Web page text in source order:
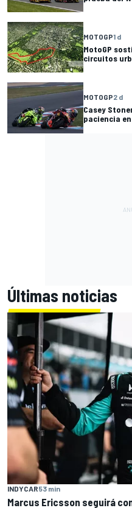
MOTOGP1 d
MotoGP
circuitos
MOTOGP2 d
Casey
paciencia en
Últimas noticias
INDYCAR53 min
Marcus Ericsson seguirá